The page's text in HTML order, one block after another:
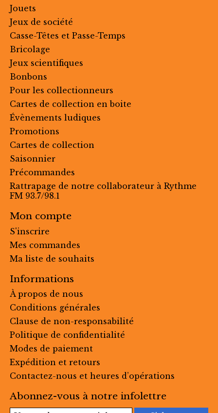
Jouets
Jeux de société
Casse-Têtes et Passe-Temps
Bricolage
Jeux scientifiques
Bonbons
Pour les collectionneurs
Cartes de collection en boite
Évènements ludiques
Promotions
Cartes de collection
Saisonnier
Précommandes
Rattrapage de notre collaborateur à Rythme
FM 93.7/98.1
Mon compte
S'inscrire
Mes commandes
Ma liste de souhaits
Informations
À propos de nous
Conditions générales
Clause de non-responsabilité
Politique de confidentialité
Modes de paiement
Expédition et retours
Contactez-nous et heures d’opérations
Abonnez-vous à notre infolettre